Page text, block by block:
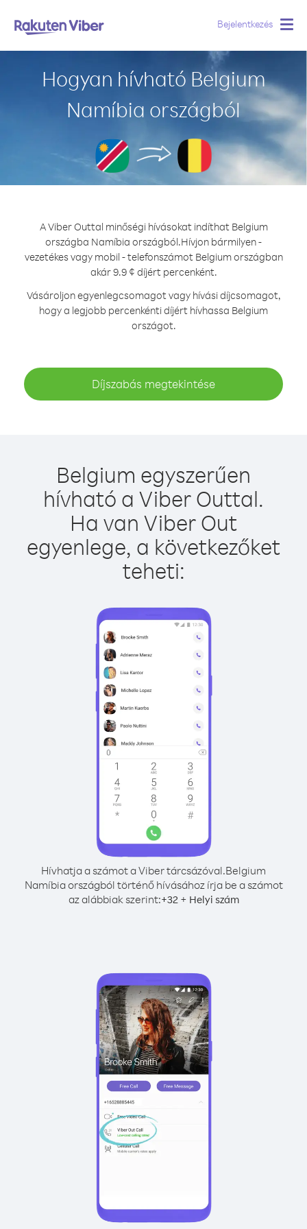
Bejelentkezés
Hogyan hívható Belgium
Namíbia országból
A Viber Outtal minőségi hívásokat indíthat Belgium
országba Namíbia országból.Hívjon bármilyen -
vezetékes vagy mobil - telefonszámot Belgium országban
akár 9.9 ¢ díjért percenként.
Vásároljon egyenlegcsomagot vagy hívási díjcsomagot,
hogy a legjobb percenkénti díjért hívhassa Belgium
országot.
Díjszabás megtekintése
Belgium egyszerűen
hívható a Viber Outtal.
Ha van Viber Out
egyenlege, a következőket
teheti:
Hívhatja a számot a Viber tárcsázóval.Belgium
Namíbia országból történő hívásához írja be a számot
az alábbiak szerint:+32+ Helyi szám